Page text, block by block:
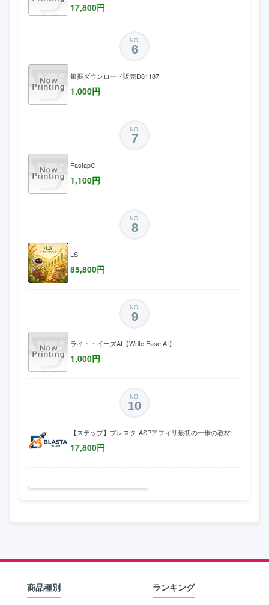
17,800円
NO.
6
銀振ダウンロード販売D81187
1,000円
NO.
7
FastapG
1,100円
NO.
8
LS
85,800円
NO.
9
ライト・イーズAI【Write Ease AI】
1,000円
NO.
10
【ステップ】ブレスタ-ASPアフィリ最初の一歩の教材
17,800円
商品種別 ランキング